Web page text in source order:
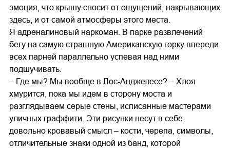
эмоция, что крышу сносит от ощущений, накрывающих
здесь, и от самой атмосферы этого места.
Я адреналиновый наркоман. В парке развлечений
бегу на самую страшную Американскую горку впереди
всех парней параллельно успевая над ними
подшучивать.
– Где мы? Мы вообще в Лос-Анджелесе? – Хлоя
хмурится, пока мы идем в сторону моста и
разглядываем серые стены, исписанные мастерами
уличных граффити. Эти рисунки несут в себе
довольно кровавый смысл – кости, черепа, символы,
отличительные знаки одной из банд, которой